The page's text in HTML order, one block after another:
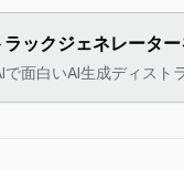
ックジェネレータ
面白いAI生成ディスト